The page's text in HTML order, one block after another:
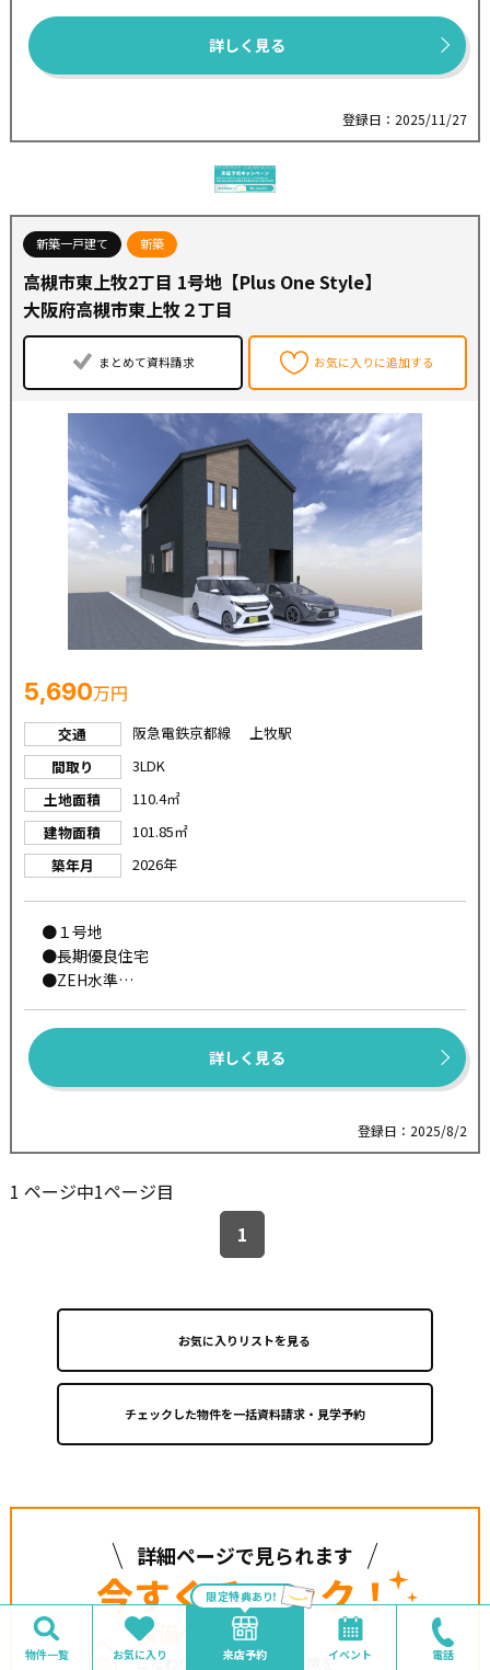
柱をあまり削らず強度の高い金具で固定し、面材を組み
合わせることで高い耐震性を実現する工法です。
また、強度が安定した部分の木材を使用するため、構造
●エネファーム『ENETO』太陽光発電『スマイルーフ』が
標準仕様設置
停電時でも自立運転で発電を継続！電気もお湯も使用可
●断熱等級６
※販売価格には土地代、建物本体、外交費用を含みます。
※販売価格の他に、別途建築確認費用60万円や各種手数料
が必要となります。
●阪急京都線【高槻市駅】・・・自転車１１分
【周辺環境】
●フレンドマート高槻美しが丘店・・・徒歩７分
●セブンイレブン・・・徒歩１１分
●キリン堂・・・徒歩１２分
●古曽部防災公園・・・徒歩１１分
◆日吉台小学校
◆◇高槻市で不動産をお探しなら、【住まいセレクト高
槻】にお任せください◇◆
創業まもなく60年のグループ実績を誇り、地域密着で培っ
た信頼と情報網で、仲介、建売、リフォームも含め住まい
づくりをサポートします！
詳しく見る
登録日：2025/11/27
新築一戸建て 新築
高槻市東上牧2丁目 1号地【Plus One Style】
大阪府高槻市東上牧２丁目
まとめて資料請求 お気に入りに追加する
5,690万円
交通
阪急電鉄京都線 上牧駅
間取り
3LDK
土地面積
110.4㎡
建物面積
101.85㎡
築年月
2026年
●１号地
●長期優良住宅
●ZEH水準
●断熱等級５
●一次エネルギー消費量等級６
●太陽光発電『スマイルーフ』標準装備
●耐震等級３
●現地ご案内可能【フリーダイヤル：０１２０-２１０３-
１５】
柱をあまり削らず強度の高い金具で固定し、面材を組み
合わせることで高い耐震性を実現する工法です。
また、強度が安定した部分の木材を使用するため、構造
※販売価格の他に、別途建築確認費用60万円や各種手数料
【最寄り駅】
●阪急京都線【上牧駅】・・・徒歩１１分
●JR京都線【島本駅】・・・自転車９分
【周辺環境】
●ローソン・・・徒歩９分
●キリン堂・・・徒歩９分
●公園・・・徒歩２分
詳しく見る
登録日：2025/8/2
1 ページ中1ページ目
1
お気に入りリストを見る
詳細ページで見られます
今すぐチェック！
設備や特徴
こだわりの設備や物件の特徴を
物件一覧 お気に入り
限定特典あり！
来店予約 イベント 電話